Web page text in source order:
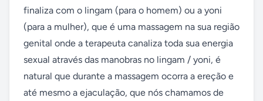
finaliza com o lingam (para o homem) ou a yoni
(para a mulher), que é uma massagem na sua região
genital onde a terapeuta canaliza toda sua energia
sexual através das manobras no lingam / yoni, é
natural que durante a massagem ocorra a ereção e
até mesmo a ejaculação, que nós chamamos de